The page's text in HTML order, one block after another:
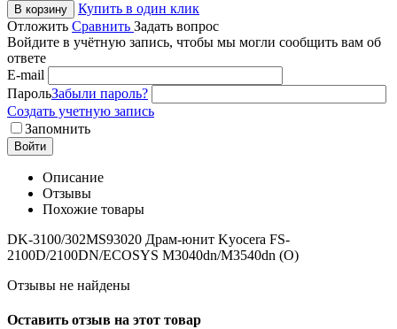
В корзину
Купить в один клик
Отложить Сравнить Задать вопрос
Войдите в учётную запись, чтобы мы могли сообщить вам об
ответе
E-mail
ПарольЗабыли пароль?
Создать учетную запись
Запомнить
Войти
Описание
Отзывы
Похожие товары
DK-3100/302MS93020 Драм-юнит Kyocera FS-
2100D/2100DN/ECOSYS M3040dn/M3540dn (O)
Отзывы не найдены
Оставить отзыв на этот товар